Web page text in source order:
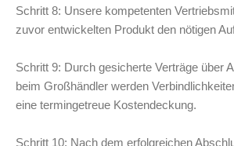
Schritt 8: Unsere kompetenten
zuvor entwickelten Produkt den nötigen
Schritt 9: Durch gesicherte Verträge über
beim Großhändler werden
eine termingetreue Kostendeckung.
Schritt 10: Nach dem erfolgreichen